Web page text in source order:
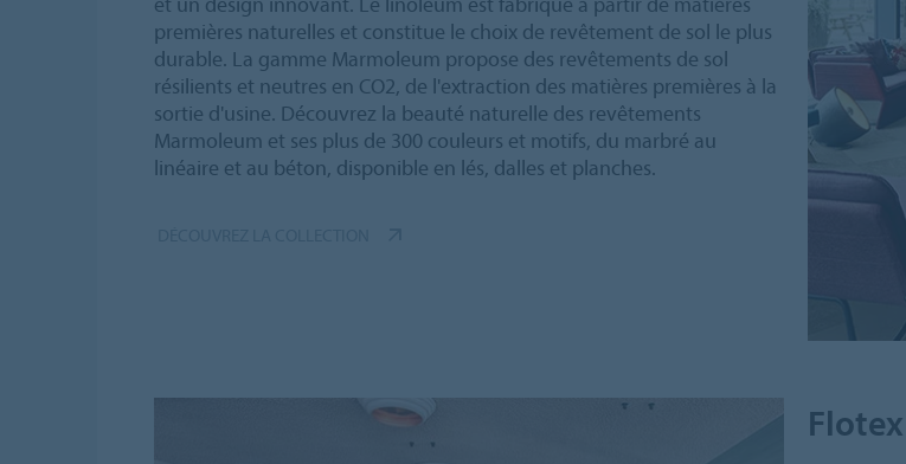
premières naturelles et constitue le choix de revêtement de sol le plus
durable. La gamme Marmoleum propose des revêtements de sol
résilients et neutres en CO2, de l'extraction des matières premières à la
sortie d'usine. Découvrez la beauté naturelle des revêtements
Marmoleum et ses plus de 300 couleurs et motifs, du marbré au
linéaire et au béton, disponible en lés, dalles et planches.
Flotex